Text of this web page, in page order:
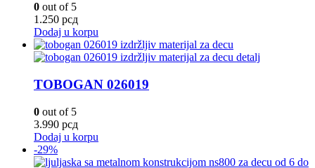
0 out of 5
1.250 рсд
Dodaj u korpu
TOBOGAN 026019
0 out of 5
3.990 рсд
Dodaj u korpu
-29%